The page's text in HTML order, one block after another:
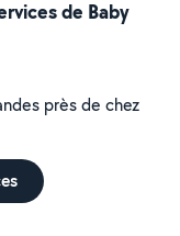
de Baby
près de chez